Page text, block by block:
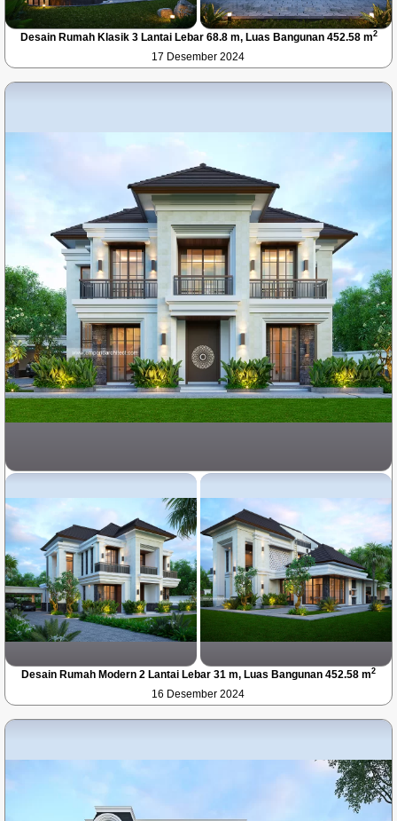
Desain Rumah Klasik 3 Lantai Lebar 68.8 m, Luas Bangunan 452.58 m2
17 Desember 2024
Desain Rumah Modern 2 Lantai Lebar 31 m, Luas Bangunan 452.58 m2
16 Desember 2024